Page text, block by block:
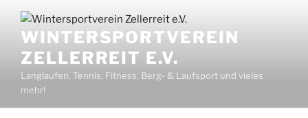
Inhalt
springenWINTERSPORTVEREIN
ZELLERREIT E.V.
Langlaufen, Tennis, Fitness, Berg- & Laufsport und vieles
mehr!